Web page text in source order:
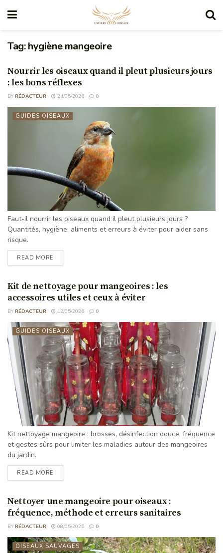
Tag:hygiène mangeoire
Nourrir les oiseaux quand il pleut plusieurs jours
: les bons réflexes
BY RÉDACTEUR 24/05/2026 0
GUIDES OISEAUX
Faut-il nourrir les oiseaux quand il pleut plusieurs jours ?
Quantités, hygiène, aliments et erreurs à éviter pour aider sans
risque.
READ MORE
Kit de nettoyage pour mangeoires : les
accessoires utiles et ceux à éviter
BY RÉDACTEUR 12/05/2026 0
GUIDES OISEAUX
Kit nettoyage mangeoire : brosses, désinfection douce, fréquence
et gestes sûrs pour limiter les maladies autour des mangeoires
du jardin.
READ MORE
Nettoyer une mangeoire pour oiseaux :
fréquence, méthode et erreurs sanitaires
BY RÉDACTEUR 08/05/2026 0
OISEAUX SAUVAGES